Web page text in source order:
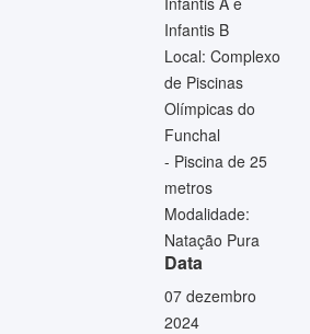
Infantis B
Local: Complexo
de Piscinas
Olímpicas do
Funchal
- Piscina de 25
metros
Modalidade:
Natação Pura
Data
07 dezembro
2024